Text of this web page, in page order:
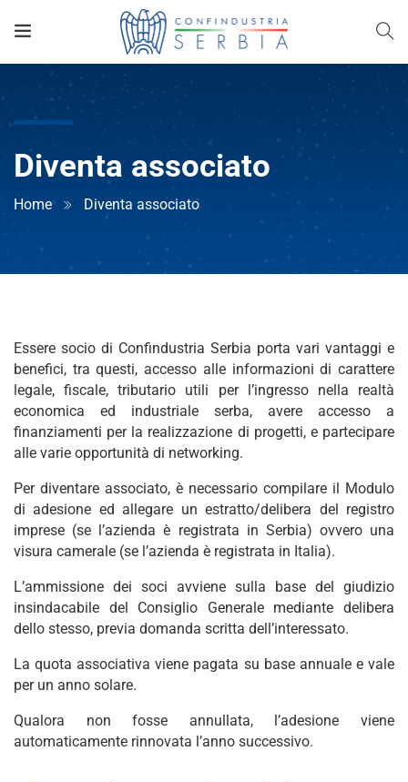
Diventa associato
Home Diventa associato
Essere socio di Confindustria Serbia porta vari vantaggi e
benefici, tra questi, accesso alle informazioni di carattere
legale, fiscale, tributario utili per l’ingresso nella realtà
economica ed industriale serba, avere accesso a
finanziamenti per la realizzazione di progetti, e partecipare
alle varie opportunità di networking.
Per diventare associato, è necessario compilare il Modulo
di adesione ed allegare un estratto/delibera del registro
imprese (se l’azienda è registrata in Serbia) ovvero una
visura camerale (se l’azienda è registrata in Italia).
L’ammissione dei soci avviene sulla base del giudizio
insindacabile del Consiglio Generale mediante delibera
dello stesso, previa domanda scritta dell’interessato.
La quota associativa viene pagata su base annuale e vale
per un anno solare.
Qualora non fosse annullata, l’adesione viene
automaticamente rinnovata l’anno successivo.